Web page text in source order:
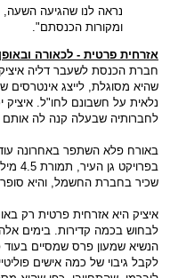
נראה לנו שהגיעה השעה,
ומקורות הכנסתם".
אזרחית פרטית - לכאורה
חברת הכנסת לשעבר דליה
שהיא מסוגלת, לייצג אינטרסים
נלאית על חשבונם לחו"ל.
לחברותיה שבעלה קנה לה אותם
באורח פלא השתפר באחרונה
שכיר בחברת החשמל, והיא
איציק היא אזרחית פרטית רק
לבחוש בכמה קדירות. בימים
הנשיא שמעון פרס שמסיים
לקבל גיבוי של כמה אישים